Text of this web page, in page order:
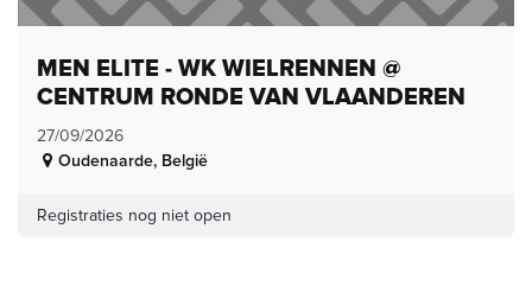
MEN ELITE - WK WIELRENNEN @
CENTRUM RONDE VAN VLAANDEREN
27/09/2026
Oudenaarde, België
Registraties nog niet open